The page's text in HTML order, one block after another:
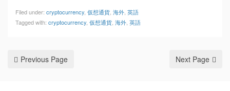
Filed under: cryptocurrency 仮想通貨 海外 英語
Tagged with: cryptocurrency 仮想通貨 海外 英語
Previous Page Next Page